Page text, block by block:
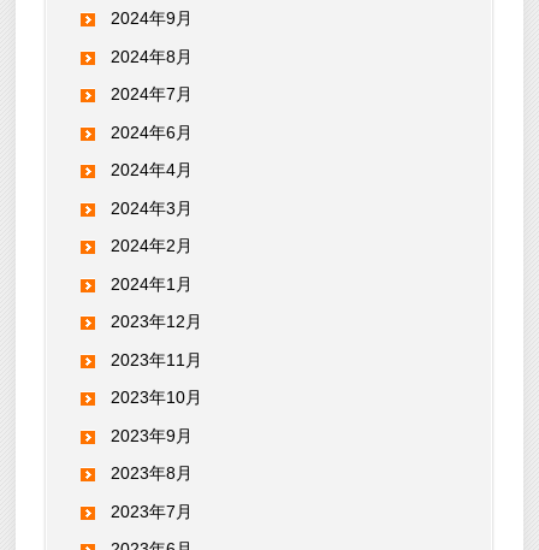
2024年9月
2024年8月
2024年7月
2024年6月
2024年4月
2024年3月
2024年2月
2024年1月
2023年12月
2023年11月
2023年10月
2023年9月
2023年8月
2023年7月